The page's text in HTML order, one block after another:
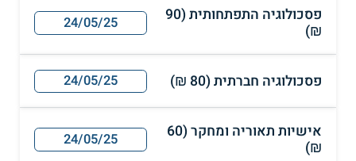
פסכולוגיה התפתחותית (90
₪)
24/05/25
פסכולוגיה חברתית (80 ₪) 24/05/25
אישיות תאוריה ומחקר (60
₪)
24/05/25